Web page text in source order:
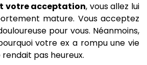
votre acceptation, vous allez lui
mature. Vous acceptez
pour vous. Néanmoins,
votre ex a rompu une vie
pas heureux.